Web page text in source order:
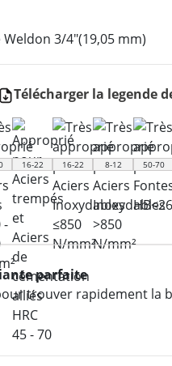
3/4″(19,05 mm)
Télécharger la legende
16-22 16-22 8-12 50-70
parfaite
trouver rapidement la